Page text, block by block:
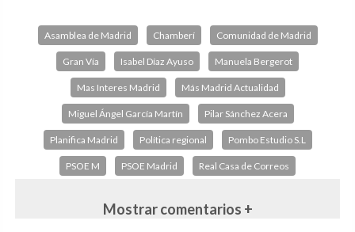
Asamblea de Madrid Chamberí Comunidad de Madrid
Gran Vía Isabel Díaz Ayuso Manuela Bergerot
Mas Interes Madrid Más Madrid Actualidad
Miguel Ángel García Martín Pilar Sánchez Acera
Planifica Madrid Política regional Pombo Estudio S.L
PSOE M PSOE Madrid Real Casa de Correos
Mostrar comentarios +